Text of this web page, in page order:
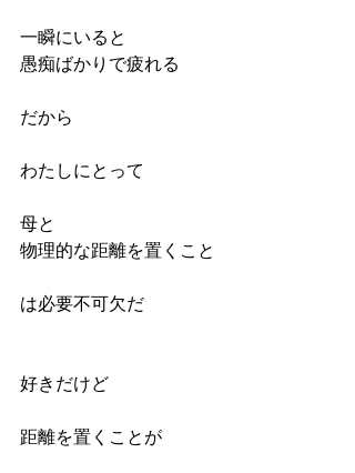
一瞬にいると
愚痴ばかりで疲れる
だから
わたしにとって
母と
物理的な距離を置くこと
は必要不可欠だ
好きだけど
距離を置くことが